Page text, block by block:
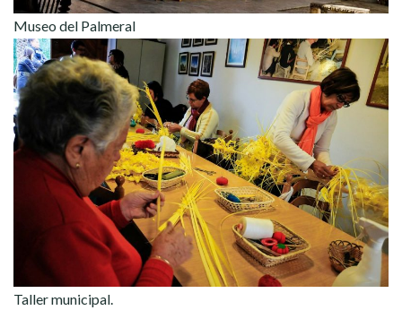
Museo del Palmeral
Taller municipal.